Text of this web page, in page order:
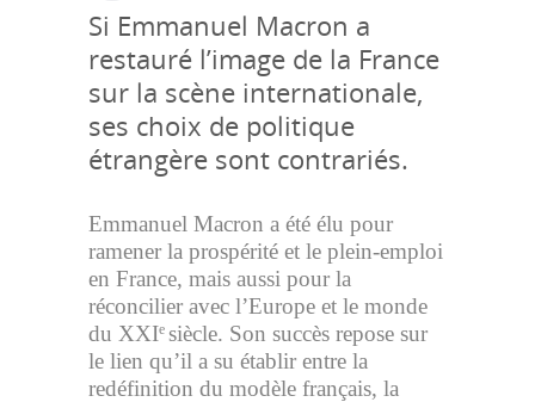
Si Emmanuel Macron a
restauré l’image de la France
sur la scène internationale,
ses choix de politique
étrangère sont contrariés.
Emmanuel Macron a été élu pour
ramener la prospérité et le plein-emploi
en France, mais aussi pour la
réconcilier avec l’Europe et le monde
du XXIe siècle. Son succès repose sur
le lien qu’il a su établir entre la
redéfinition du modèle français, la